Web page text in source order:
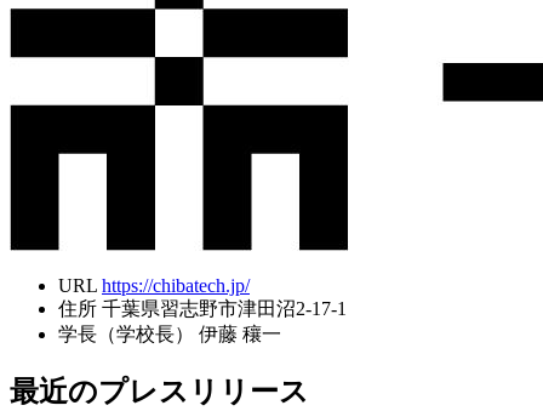
URL https://chibatech.jp/
住所 千葉県習志野市津田沼2-17-1
学長（学校長）
伊藤 穰一
最近のプレスリリース